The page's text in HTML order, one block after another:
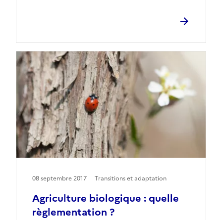
Agriculture biologique : quelle
règlementation ?
08 septembre 2017 Transitions et adaptation